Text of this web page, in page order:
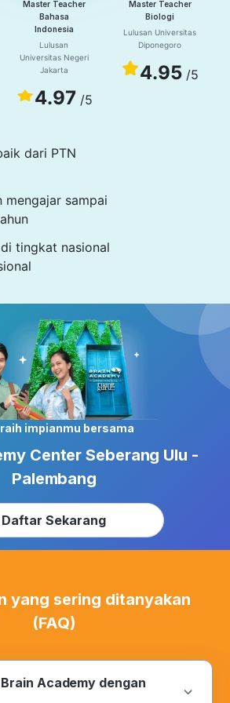
Master Teacher
Bahasa
Indonesia
Lulusan
Universitas Negeri
Jakarta
4.97 /5
Master Teacher
Biologi
Lulusan Universitas
Diponegoro
4.95 /5
dari PTN
mengajar sampai
tingkat nasional
impianmu bersama
Center Seberang Ulu -
Palembang
Daftar Sekarang
yang sering ditanyakan
(FAQ)
Academy dengan